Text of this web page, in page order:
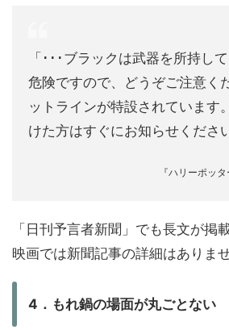
「･･･ブラックは武器を所持し
危険ですので、どうぞご注意く
ットラインが特設されています
けた方はすぐにお知らせくださ
『ハリーポッ
「日刊予言者新聞」でも長文が掲
映画では新聞記事の詳細はありませ
4．もれ鍋の場面が丸ごとない